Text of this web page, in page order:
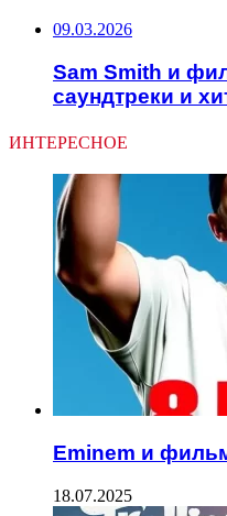
09.03.2026
Sam Smith и
саундтреки и
ИНТЕРЕСНОЕ
Eminem и
18.07.2025